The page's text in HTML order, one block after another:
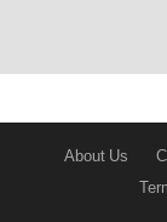
About Us